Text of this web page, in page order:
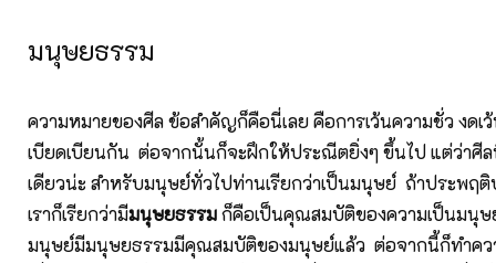
มนุษยธรรม
ความหมายของศีล ข้อสำคัญก็คือนี่เลย คือการเว้นความชั่ว งดเ
เบียดเบียนกัน ต่อจากนั้นก็จะฝึกให้ประณีตยิ่งๆ ขึ้นไป แต่ว่าศีล
เดียวน่ะ สำหรับมนุษย์ทั่วไปท่านเรียกว่าเป็นมนุษย์ ถ้าประพฤ
เราก็เรียกว่ามีมนุษยธรรมก็คือเป็นคุณสมบัติของความเป็นมนุษ
มนุษย์มีมนุษยธรรมมีคุณสมบัติของมนุษย์แล้ว ต่อจากนี้ก็ทำคว